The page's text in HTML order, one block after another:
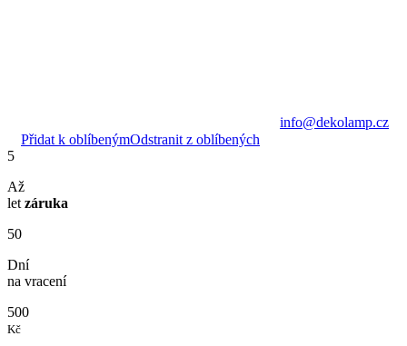
info@dekolamp.cz
Přidat k oblíbenýmOdstranit z oblíbených
5
Až
let záruka
50
Dní
na vracení
500
Kč